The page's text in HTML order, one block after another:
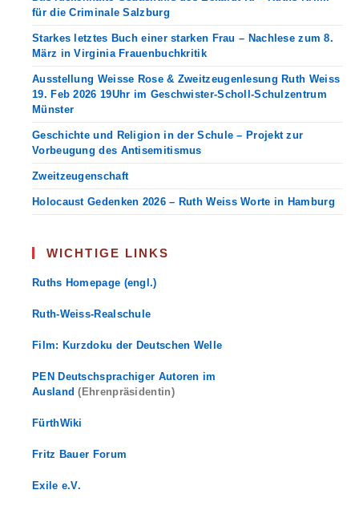
für die Criminale Salzburg
Starkes letztes Buch einer starken Frau – Nachlese zum 8.
März in Virginia Frauenbuchkritik
Ausstellung Weisse Rose & Zweitzeugenlesung Ruth Weiss
19. Feb 2026 19Uhr im Geschwister-Scholl-Schulzentrum
Münster
Geschichte und Religion in der Schule – Projekt zur
Vorbeugung des Antisemitismus
Zweitzeugenschaft
Holocaust Gedenken 2026 – Ruth Weiss Worte in Hamburg
WICHTIGE LINKS
Ruths Homepage (engl.)
Ruth-Weiss-Realschule
Film: Kurzdoku der Deutschen Welle
PEN Deutschsprachiger Autoren im
Ausland(Ehrenpräsidentin)
FürthWiki
Fritz Bauer Forum
Exile e.V.